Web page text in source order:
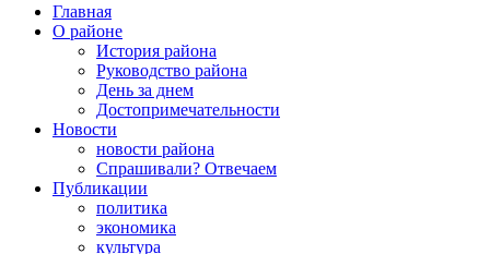
Главная
О районе
История района
Руководство района
День за днем
Достопримечательности
Новости
новости района
Спрашивали? Отвечаем
Публикации
политика
экономика
культура